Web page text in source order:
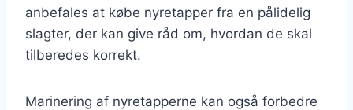
anbefales at købe nyretapper fra en pålidelig
slagter, der kan give råd om, hvordan de skal
tilberedes korrekt.
Marinering af nyretapperne kan også forbedre